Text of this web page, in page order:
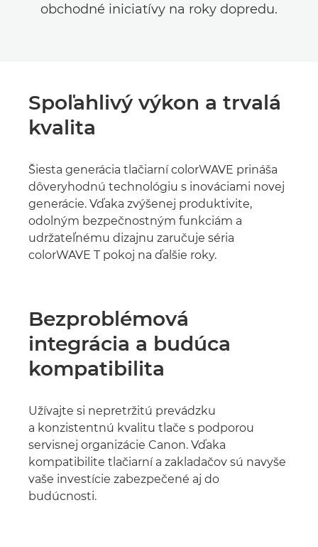
obchodné iniciatívy na roky dopredu.
Spoľahlivý výkon a trvalá
kvalita
Šiesta generácia tlačiarní colorWAVE prináša
dôveryhodnú technológiu s inováciami novej
generácie. Vďaka zvýšenej produktivite,
odolným bezpečnostným funkciám a
udržateľnému dizajnu zaručuje séria
colorWAVE T pokoj na ďalšie roky.
Bezproblémová
integrácia a budúca
kompatibilita
Užívajte si nepretržitú prevádzku
a konzistentnú kvalitu tlače s podporou
servisnej organizácie Canon. Vďaka
kompatibilite tlačiarní a zakladačov sú navyše
vaše investície zabezpečené aj do
budúcnosti.